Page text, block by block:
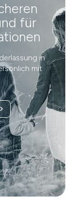
für
in
mit